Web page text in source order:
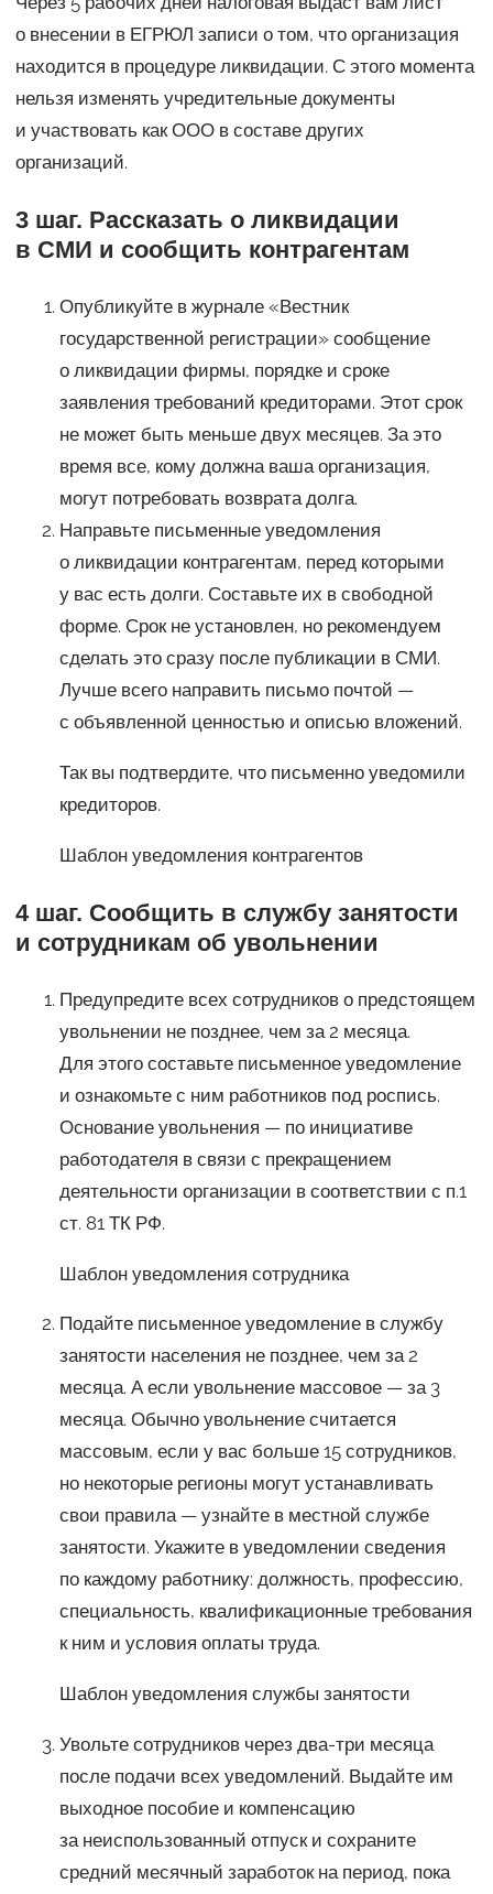
о внесении в ЕГРЮЛ записи о том, что организация
находится в процедуре ликвидации. С этого момента
нельзя изменять учредительные документы
и участвовать как ООО в составе других
организаций.
3 шаг. Рассказать о ликвидации
в СМИ и сообщить контрагентам
Опубликуйте в журнале «Вестник
государственной регистрации» сообщение
о ликвидации фирмы, порядке и сроке
заявления требований кредиторами. Этот срок
не может быть меньше двух месяцев. За это
время все, кому должна ваша организация,
могут потребовать возврата долга.
Направьте письменные уведомления
о ликвидации контрагентам, перед которыми
у вас есть долги. Составьте их в свободной
форме. Срок не установлен, но рекомендуем
сделать это сразу после публикации в СМИ.
Лучше всего направить письмо почтой —
с объявленной ценностью и описью вложений.
Так вы подтвердите, что письменно уведомили
кредиторов.
Шаблон уведомления контрагентов
4 шаг. Сообщить в службу занятости
и сотрудникам об увольнении
Предупредите всех сотрудников о предстоящем
увольнении не позднее, чем за 2 месяца.
Для этого составьте письменное уведомление
и ознакомьте с ним работников под роспись.
Основание увольнения — по инициативе
работодателя в связи с прекращением
деятельности организации в соответствии с п.1
ст. 81 ТК РФ.
Шаблон уведомления сотрудника
Подайте письменное уведомление в службу
занятости населения не позднее, чем за 2
месяца. А если увольнение массовое — за 3
месяца. Обычно увольнение считается
массовым, если у вас больше 15 сотрудников,
но некоторые регионы могут устанавливать
свои правила — узнайте в местной службе
занятости. Укажите в уведомлении сведения
по каждому работнику: должность, профессию,
специальность, квалификационные требования
к ним и условия оплаты труда.
Шаблон уведомления службы занятости
Увольте сотрудников через два-три месяца
после подачи всех уведомлений. Выдайте им
выходное пособие и компенсацию
за неиспользованный отпуск и сохраните
средний месячный заработок на период, пока